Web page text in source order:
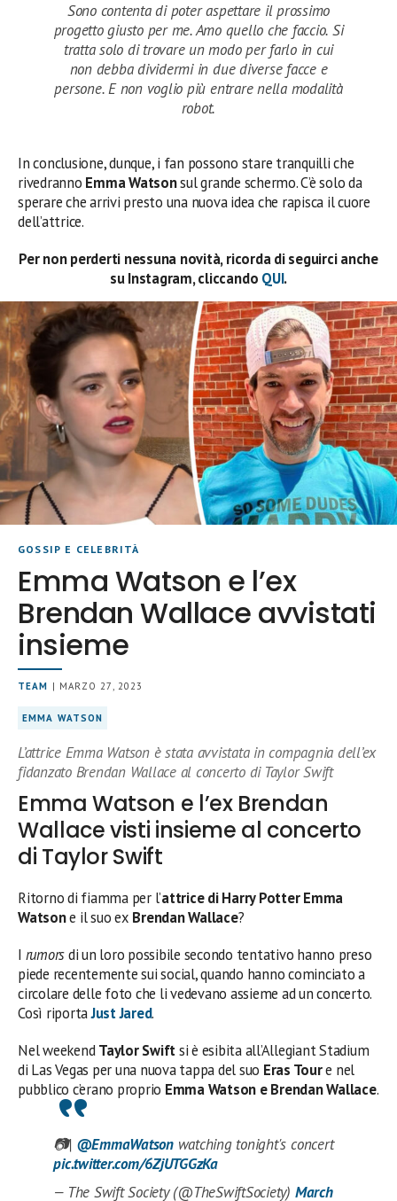
Sono contenta di poter aspettare il prossimo
progetto giusto per me. Amo quello che faccio. Si
tratta solo di trovare un modo per farlo in cui
non debba dividermi in due diverse facce e
persone. E non voglio più entrare nella modalità
robot.
In conclusione, dunque, i fan possono stare tranquilli che
rivedranno EmmaWatsonsul grande schermo. C’è solo da
sperare che arrivi presto una nuova idea che rapisca il cuore
dell’attrice.
Per non perderti nessuna novità, ricorda di seguirci anche
su Instagram, cliccando QUI.
GOSSIP E CELEBRITÀ
Emma Watson e l’ex
Brendan Wallace avvistati
insieme
TEAM | MARZO 27, 2023
EMMA WATSON
L’attrice Emma Watson è stata avvistata in compagnia dell’ex
fidanzato Brendan Wallace al concerto di Taylor Swift
Emma Watson e l’ex Brendan
Wallace visti insieme al concerto
di Taylor Swift
Ritorno di fiamma per l’attrice di Harry Potter Emma
Watsone il suo ex Brendan Wallace?
I rumorsdi un loro possibile secondo tentativo hanno preso
piede recentemente sui social, quando hanno cominciato a
circolare delle foto che li vedevano assieme ad un concerto.
Così riportaJust Jared.
Nel weekendTaylor Swiftsi è esibita all’Allegiant Stadium
di Las Vegas per una nuova tappa del suo Eras Toure nel
pubblico c’erano proprio Emma Watson e Brendan Wallace.
📷| @EmmaWatsonwatching tonight's concert
pic.twitter.com/6ZjUTGGzKa
— The Swift Society (@TheSwiftSociety) March